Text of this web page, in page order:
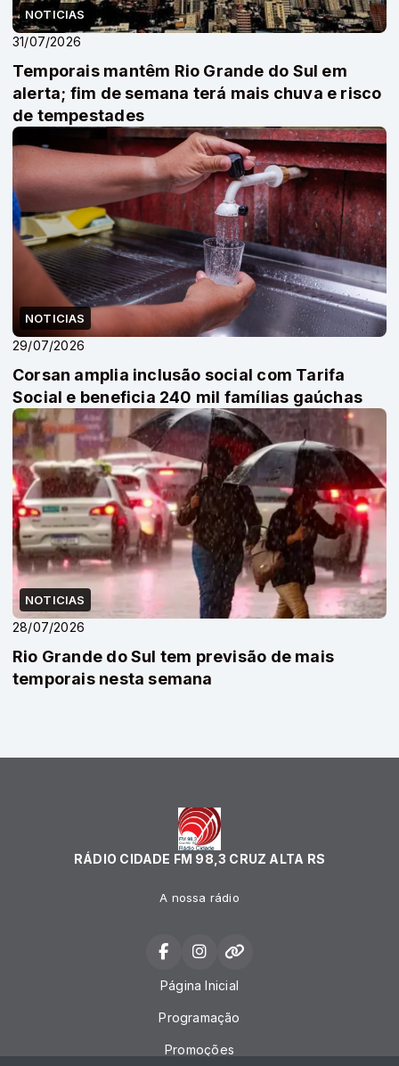
NOTICIAS
31/07/2026
Temporais mantêm Rio Grande do Sul em
alerta; fim de semana terá mais chuva e risco
de tempestades
NOTICIAS
29/07/2026
Corsan amplia inclusão social com Tarifa
Social e beneficia 240 mil famílias gaúchas
NOTICIAS
28/07/2026
Rio Grande do Sul tem previsão de mais
temporais nesta semana
RÁDIO CIDADE FM 98,3 CRUZ ALTA RS
A nossa rádio
Página Inicial
Programação
Promoções